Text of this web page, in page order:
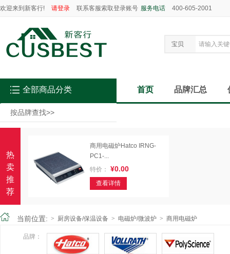
欢迎来到新客行! 请登录 联系客服索取登录账号 服务电话 400-605-2001
宝贝
按品牌查找>>
全部商品分类 首页 品牌汇总
热
卖
推
荐
商用电磁炉Hatco IRNG-
PC1-...
特价：
¥0.00
查看详情
当前位置: > 厨房设备/保温设备 > 电磁炉/微波炉 > 商用电磁炉
品牌：